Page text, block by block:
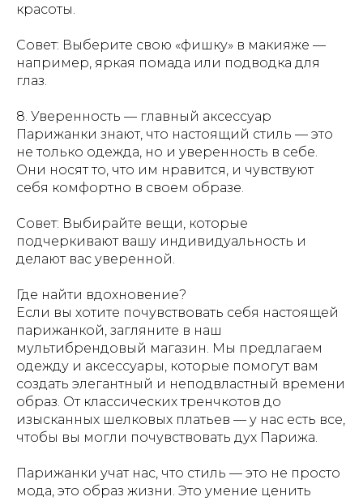
красоты.
Совет: Выберите свою «фишку» в макияже —
например, яркая помада или подводка для
глаз.
8. Уверенность — главный аксессуар
Парижанки знают, что настоящий стиль — это
не только одежда, но и уверенность в себе.
Они носят то, что им нравится, и чувствуют
себя комфортно в своем образе.
Совет: Выбирайте вещи, которые
подчеркивают вашу индивидуальность и
делают вас уверенной.
Где найти вдохновение?
Если вы хотите почувствовать себя настоящей
парижанкой, загляните в наш
мультибрендовый магазин. Мы предлагаем
одежду и аксессуары, которые помогут вам
создать элегантный и неподвластный времени
образ. От классических тренчкотов до
изысканных шелковых платьев — у нас есть все,
чтобы вы могли почувствовать дух Парижа.
Парижанки учат нас, что стиль — это не просто
мода, это образ жизни. Это умение ценить